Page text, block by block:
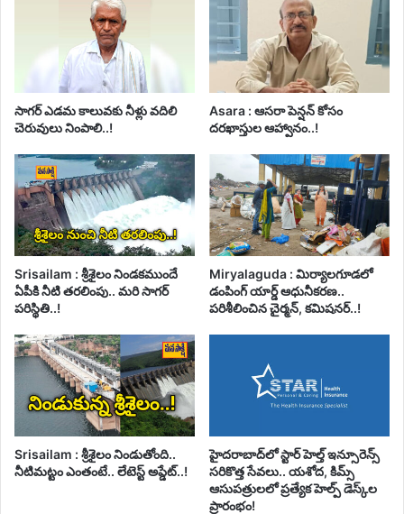
సాగర్ ఎడమ కాలువకు నీళ్లు వదిలి
చెరువులు నింపాలి..!
Asara : ఆసరా పెన్షన్ కోసం
దరఖాస్తుల ఆహ్వానం..!
Srisailam : శ్రీశైలం నిండకముందే
ఏపీకి నీటి తరలింపు.. మరి సాగర్
పరిస్థితి..!
Miryalaguda : మిర్యాలగూడలో
డంపింగ్ యార్డ్ ఆధునీకరణ..
పరిశీలించిన చైర్మన్, కమిషనర్..!
Srisailam : శ్రీశైలం నిండుతోంది..
నీటిమట్టం ఎంతంటే.. లేటెస్ట్ అప్డేట్..!
హైదరాబాద్‌లో స్టార్ హెల్త్ ఇన్సూరెన్స్
సరికొత్త సేవలు.. యశోద, కిమ్స్
ఆసుపత్రులలో ప్రత్యేక హెల్ప్ డెస్క్‌ల
ప్రారంభం!